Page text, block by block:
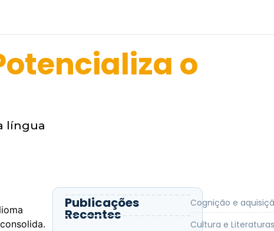
o
língua
Publicações
Recentes
Cognição e
Cultura e Literaturas